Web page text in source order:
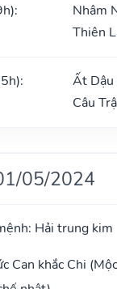
Nhâm
Thiên
Ất
Câu
05/2024
Hải trung kim
Can khắc Chi